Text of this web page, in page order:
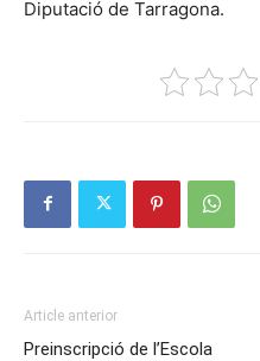
Diputació de Tarragona.
Article anterior
Preinscripció de l’Escola